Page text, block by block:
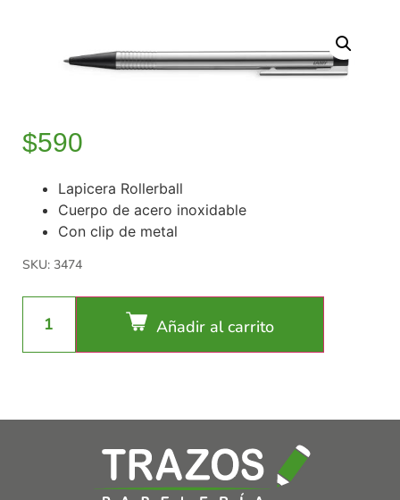
$590
Lapicera Rollerball
Cuerpo de acero inoxidable
Con clip de metal
SKU: 3474
Añadir al carrito